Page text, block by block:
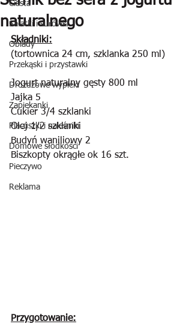
Ciasta
Sałatki i surówki
Obiady
Przekąski i przystawki
Drożdżowe wypieki
Zapiekanki
Placuszki i naleśniki
Domowe słodkości
Pieczywo
Reklama
naturalnego
Składniki:
(tortownica 24 cm, szklanka 250 ml)
Jogurt naturalny gęsty 800 ml
Jajka 5
Cukier 3/4 szklanki
Olej 1/2 szklanki
Budyń waniliowy 2
Biszkopty okrągłe ok 16 szt.
Przygotowanie: